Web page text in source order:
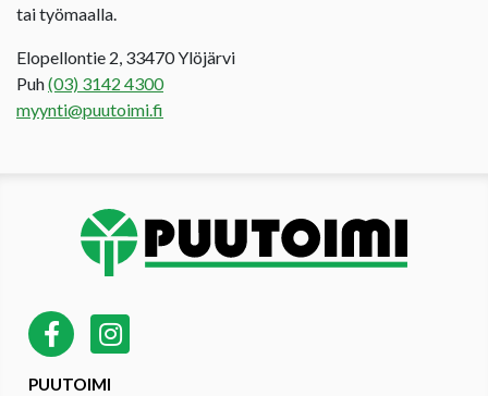
tai työmaalla.
Elopellontie 2, 33470 Ylöjärvi
Puh(03) 3142 4300
myynti@puutoimi.fi
PUUTOIMI